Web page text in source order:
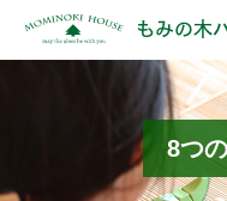
もみの木
8つ